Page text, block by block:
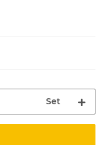
Set